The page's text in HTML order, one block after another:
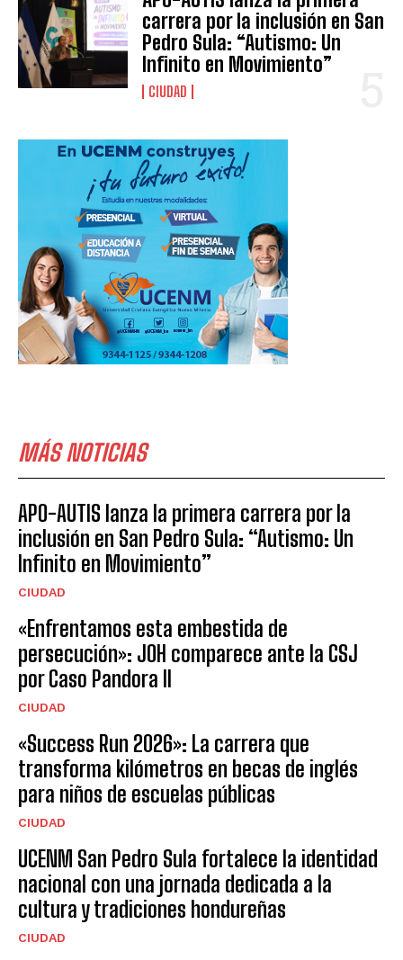
carrera por la inclusión en San
Pedro Sula: “Autismo: Un
Infinito en Movimiento”
CIUDAD
MÁS NOTICIAS
APO-AUTIS lanza la primera carrera por la
inclusión en San Pedro Sula: “Autismo: Un
Infinito en Movimiento”
CIUDAD
«Enfrentamos esta embestida de
persecución»: JOH comparece ante la CSJ
por Caso Pandora II
CIUDAD
«Success Run 2026»: La carrera que
transforma kilómetros en becas de inglés
para niños de escuelas públicas
CIUDAD
UCENM San Pedro Sula fortalece la identidad
nacional con una jornada dedicada a la
cultura y tradiciones hondureñas
CIUDAD